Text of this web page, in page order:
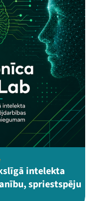
intelekta
spriestspēju